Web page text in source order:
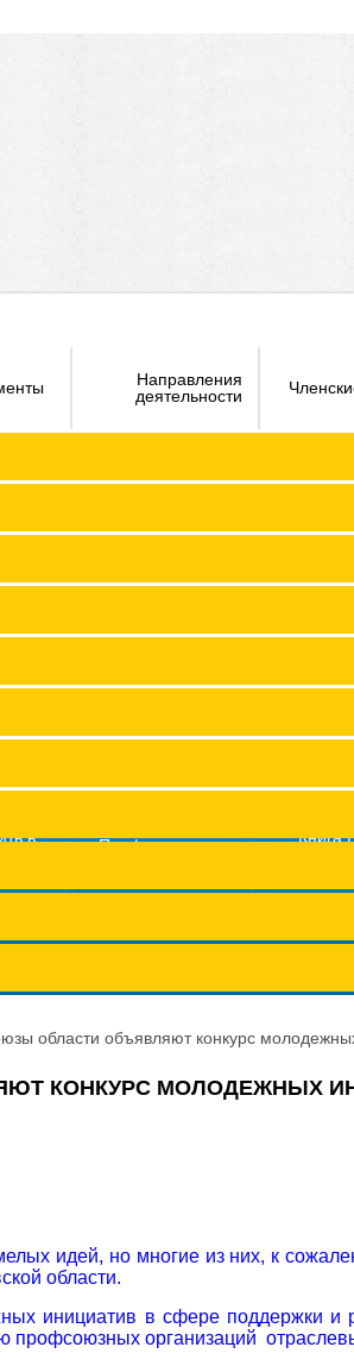
Направления
деятельности
в
Профсоюз помог
Книга
области объявляют конкурс
КОНКУРС МОЛОДЕЖНЫХ
идей, но многие из них, к
области.
инициатив в сфере поддержки и
профсоюзных организаций